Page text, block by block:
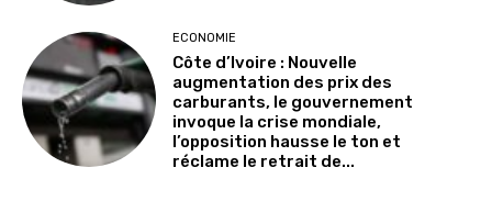
ECONOMIE
Côte d’Ivoire : Nouvelle
augmentation des prix des
carburants, le gouvernement
invoque la crise mondiale,
l’opposition hausse le ton et
réclame le retrait de...